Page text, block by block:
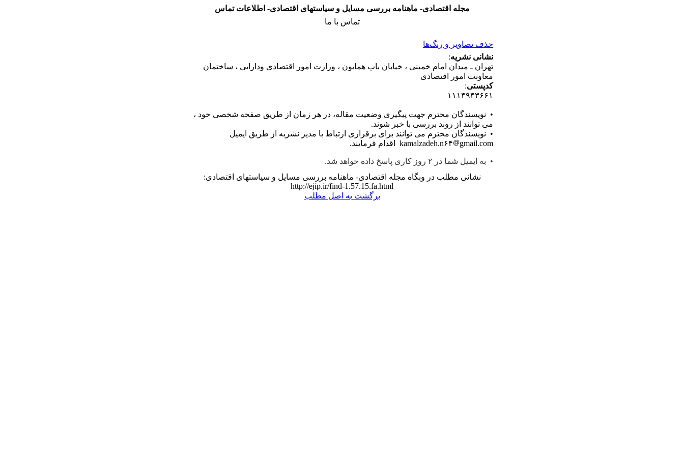
مجله اقتصادی- ماهنامه بررسی مسایل و سیاستهای اقتصادی- اطلاعات تماس
تماس با ما
حذف تصاویر و رنگ‌ها
نشانی نشریه:
تهران ـ میدان امام خمینی ، خیابان باب همایون ، وزارت امور اقتصادی ودارایی ، ساختمان
معاونت امور اقتصادی
کدپستی:
۱۱۱۴۹۴۳۶۶۱
• نویسندگان محترم جهت پیگیری وضعیت مقاله، در هر زمان از طریق صفحه شخصی خود ،
می توانند از روند بررسی با خبر شوند.
• نویسندگان محترم می توانند برای برقراری ارتباط با مدیر نشریه از طریق ایمیل
kamalzadeh.n۶۴
gmail.com اقدام فرمایند.
• به ایمیل شما در ۲ روز کاری پاسخ داده خواهد شد.
نشانی مطلب در وبگاه مجله اقتصادی- ماهنامه بررسی مسایل و سیاستهای اقتصادی:
http://ejip.ir/find-1.57.15.fa.html
برگشت به اصل مطلب